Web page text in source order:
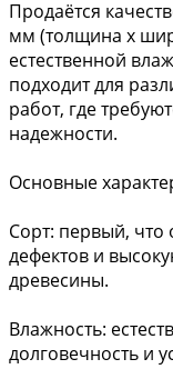
Продаётся
мм (толщина х
естественной
подходит для
работ, где
надежности.
Основные
Сорт: первый, что
дефектов и
древесины.
Влажность:
долговечность и